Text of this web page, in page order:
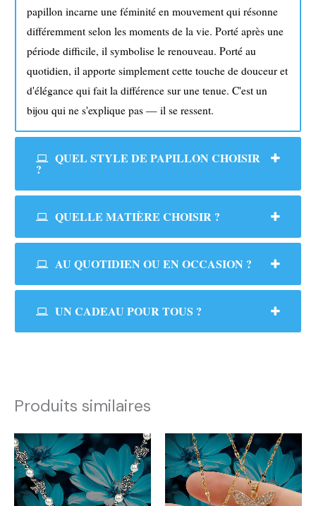
papillon incarne une féminité en mouvement qui résonne
différemment selon les moments de la vie. Porté après une
période difficile, il symbolise le renouveau. Porté au
quotidien, il apporte simplement cette touche de douceur et
d'élégance qui fait la différence sur une tenue. C'est un
bijou qui ne s'explique pas — il se ressent.
QUEL STYLE DE PAPILLON CHOISIR
?
QUELLE MATIÈRE CHOISIR ?
AU QUOTIDIEN OU EN OCCASION ?
UN CADEAU POUR TOUS ?
Produits similaires